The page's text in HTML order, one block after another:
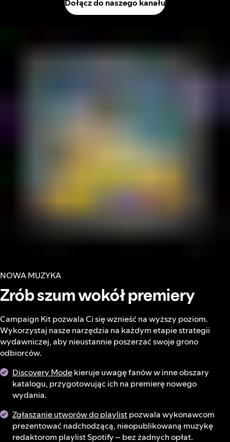
Dołącz do naszego kanału
NOWA MUZYKA
Zrób szum wokół premiery
Campaign Kit pozwala Ci się wznieść na wyższy poziom.
Wykorzystaj nasze narzędzia na każdym etapie strategii
wydawniczej, aby nieustannie poszerzać swoje grono
odbiorców.
Discovery Modekieruje uwagę fanów w inne obszary
katalogu, przygotowując ich na premierę nowego
wydania.
Zgłaszanie utworów do playlistpozwala wykonawcom
prezentować nadchodzącą, nieopublikowaną muzykę
redaktorom playlist Spotify – bez żadnych opłat.